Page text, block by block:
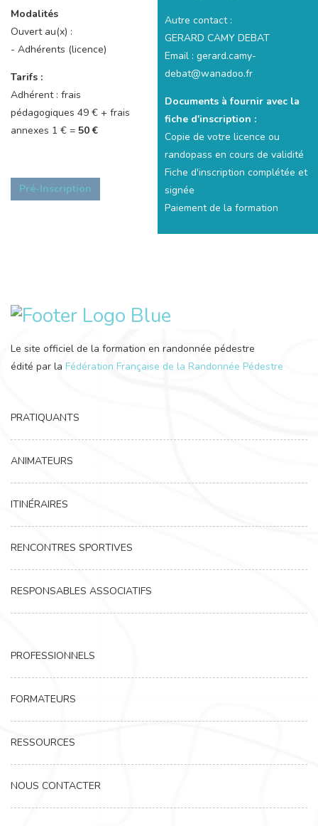
Modalités
Ouvert au(x) :
- Adhérents (licence)
Tarifs :
Adhérent : frais
pédagogiques 49 € + frais
annexes 1 € = 50 €
Pré-Inscription
Autre contact :
GERARD CAMY DEBAT
Email : gerard.camy-
debat@wanadoo.fr
Documents à fournir avec la
fiche d'inscription :
Copie de votre licence ou
randopass en cours de validité
Fiche d'inscription complétée et
signée
Paiement de la formation
Le site officiel de la formation en randonnée pédestre
édité par la Fédération Française de la Randonnée Pédestre
PRATIQUANTS
ANIMATEURS
ITINÉRAIRES
RENCONTRES SPORTIVES
RESPONSABLES ASSOCIATIFS
PROFESSIONNELS
FORMATEURS
RESSOURCES
NOUS CONTACTER